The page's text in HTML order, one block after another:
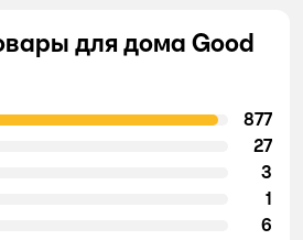
для дома Good
877
27
3
1
6